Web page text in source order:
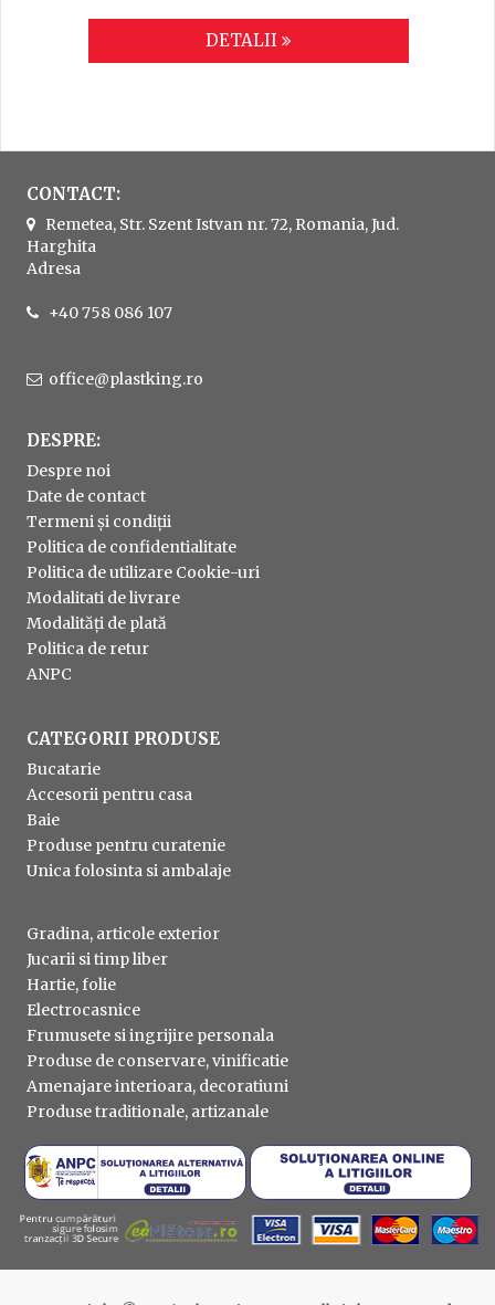
DETALII
CONTACT:
Remetea, Str. Szent Istvan nr. 72, Romania, Jud.
Harghita
Adresa
+40 758 086 107
office@plastking.ro
DESPRE:
Despre noi
Date de contact
Termeni și condiții
Politica de confidentialitate
Politica de utilizare Cookie-uri
Modalitati de livrare
Modalități de plată
Politica de retur
ANPC
CATEGORII PRODUSE
Bucatarie
Accesorii pentru casa
Baie
Produse pentru curatenie
Unica folosinta si ambalaje
Gradina, articole exterior
Jucarii si timp liber
Hartie, folie
Electrocasnice
Frumusete si ingrijire personala
Produse de conservare, vinificatie
Amenajare interioara, decoratiuni
Produse traditionale, artizanale